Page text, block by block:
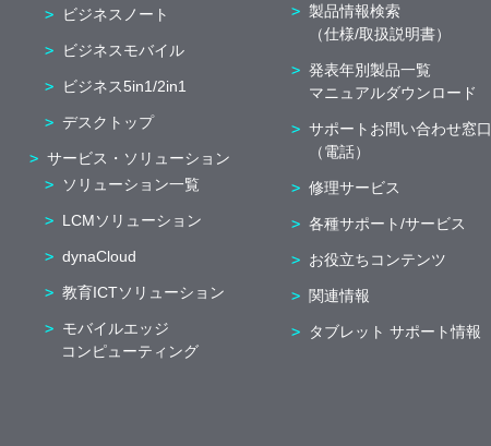
ビジネスノート
ビジネスモバイル
ビジネス5in1/2in1
デスクトップ
サービス・ソリューション
ソリューション一覧
LCMソリューション
dynaCloud
教育ICTソリューション
モバイルエッジ
コンピューティング
製品情報検索
（仕様/取扱説明書）
発表年別製品一覧
マニュアルダウンロード
サポートお問い合わせ窓口
（電話）
修理サービス
各種サポート/サービス
お役立ちコンテンツ
関連情報
タブレット サポート情報